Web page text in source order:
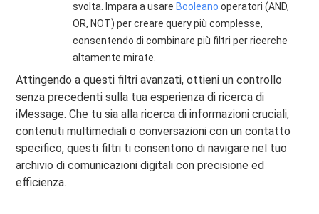
svolta. Impara a usare Booleano operatori (AND,
OR, NOT) per creare query più complesse,
consentendo di combinare più filtri per ricerche
altamente mirate.
Attingendo a questi filtri avanzati, ottieni un controllo
senza precedenti sulla tua esperienza di ricerca di
iMessage. Che tu sia alla ricerca di informazioni cruciali,
contenuti multimediali o conversazioni con un contatto
specifico, questi filtri ti consentono di navigare nel tuo
archivio di comunicazioni digitali con precisione ed
efficienza.